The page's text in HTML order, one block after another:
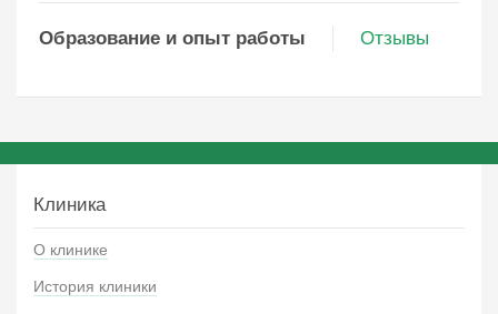
Образование и опыт работы Отзывы
Клиника
О клинике
История клиники